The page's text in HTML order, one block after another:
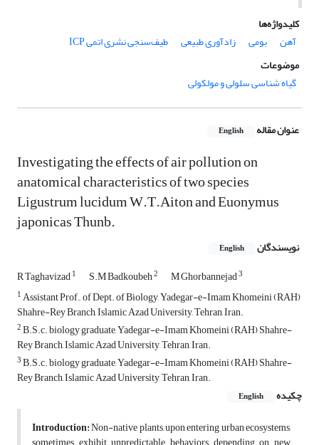
کلیدواژه‌ها
آهن
بومی زاد‌آوری طبیعی
طیف‌سنجی نشری اتمی ICP
موضوعات
گیاه شناسی سلولی و مولکولی
عنوان مقاله English
Investigating the effects of air pollution on
anatomical characteristics of two species
Ligustrum lucidum W.T.Aiton and Euonymus
japonicas Thunb.
نویسندگان English
R Taghavizad1 S.M Badkoubeh2 M Ghorbannejad3
1Assistant Prof., of Dept. of Biology, Yadegar-e-Imam Khomeini (RAH)
Shahre-Rey Branch, Islamic Azad University, Tehran, Iran.
2B.S.c. biology graduate, Yadegar-e-Imam Khomeini (RAH) Shahre-
Rey Branch, Islamic Azad University, Tehran, Iran.
3B.S.c. biology graduate, Yadegar-e-Imam Khomeini (RAH) Shahre-
Rey Branch, Islamic Azad University, Tehran, Iran.
چکیده
English
Introduction:Non-native plants, upon entering urban ecosystems,